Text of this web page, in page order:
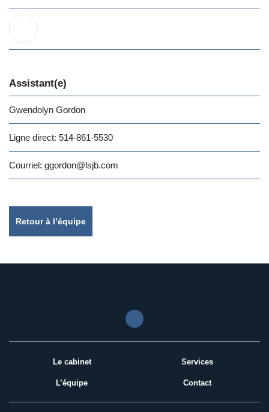
Assistant(e)
Gwendolyn Gordon
Ligne direct: 514-861-5530
Courriel: ggordon@lsjb.com
Retour à l’équipe
Le cabinet Services
L’équipe Contact